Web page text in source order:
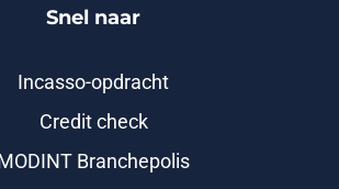
Snel naar
Incasso-opdracht
Credit check
Branchepolis